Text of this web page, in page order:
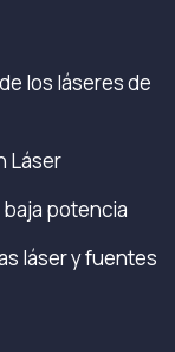
los láseres de
Láser
potencia
láser y fuentes